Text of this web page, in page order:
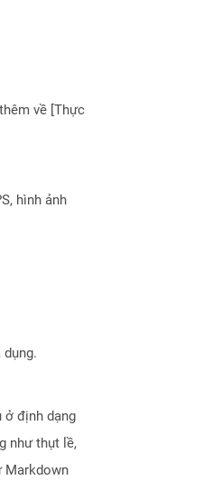
về [Thực
hình ảnh
ở định dạng
như thụt lề,
Markdown